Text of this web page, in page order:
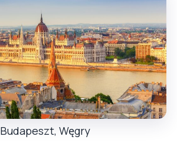
Budapeszt, Węgry